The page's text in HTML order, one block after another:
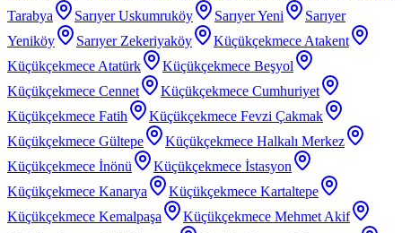
Tarabya
Sarıyer Uskumruköy Sarıyer Yeni
Sarıyer
Yeniköy
Sarıyer Zekeriyaköy
Küçükçekmece Atakent
Küçükçekmece Atatürk
Küçükçekmece Beşyol
Küçükçekmece Cennet
Küçükçekmece Cumhuriyet
Küçükçekmece Fatih
Küçükçekmece Fevzi Çakmak
Küçükçekmece Gültepe
Küçükçekmece Halkalı Merkez
Küçükçekmece İnönü
Küçükçekmece İstasyon
Küçükçekmece Kanarya
Küçükçekmece Kartaltepe
Küçükçekmece Kemalpaşa
Küçükçekmece Mehmet Akif